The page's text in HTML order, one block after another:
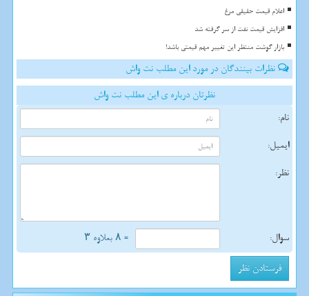
اعلام قیمت حقیقی مرغ
افزایش قیمت نفت از سر گرفته شد
بازار گوشت منتظر این تغییر مهم قیمتی باشد!
نظرات بینندگان در مورد این مطلب نت واش
نظرتان درباره ی این مطلب نت واش
نام:
ایمیل:
نظر:
سوال: = ۸ بعلاوه ۳